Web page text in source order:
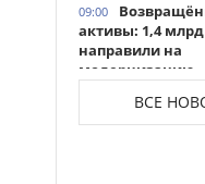
09:00
активы: 1,4 млрд
направили на
модернизацию
Акмолинской
ВСЕ